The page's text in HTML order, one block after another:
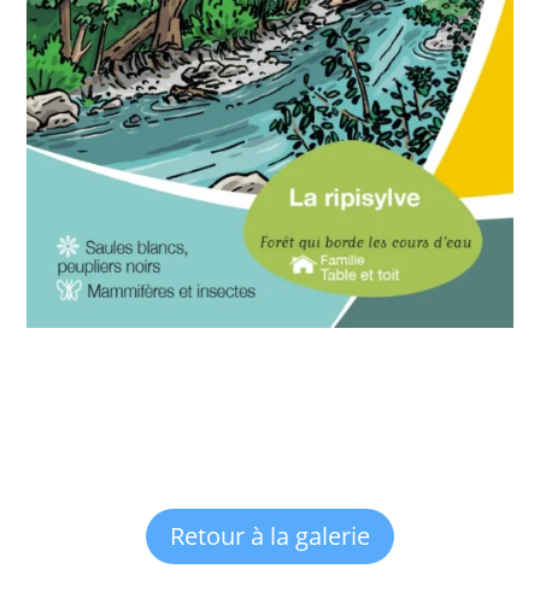
Retour à la galerie